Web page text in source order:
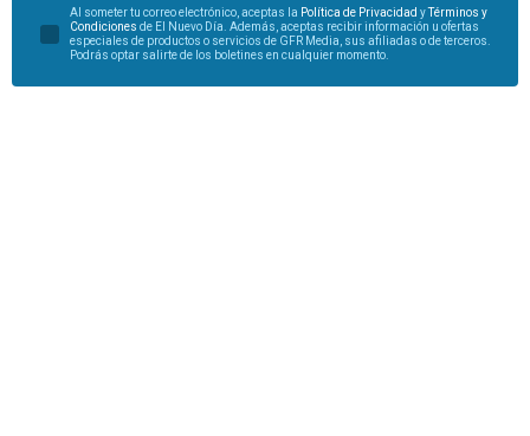
Al someter tu correo electrónico, aceptas la Política de Privacidad yTérminos y
Condiciones de El Nuevo Día. Además, aceptas recibir información u ofertas
especiales de productos o servicios de GFR Media, sus afiliadas o de terceros.
Podrás optar salirte de los boletines en cualquier momento.